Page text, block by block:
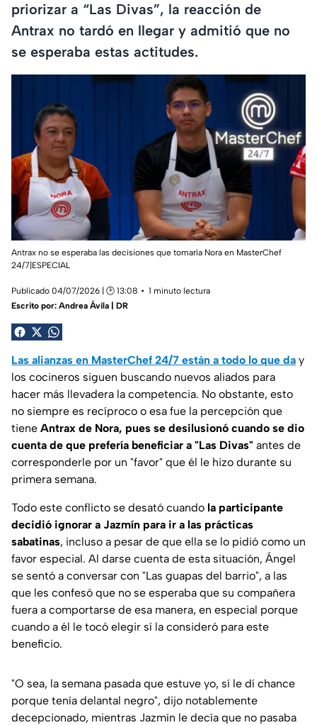
priorizar a “Las Divas”, la reacción de
Antrax no tardó en llegar y admitió que no
se esperaba estas actitudes.
Antrax no se esperaba las decisiones que tomaría Nora en MasterChef
24/7|ESPECIAL
Publicado 04/07/2026 | 🕑 13:08
1 minuto lectura
Escrito por: Andrea Ávila | DR
Las alianzas en MasterChef 24/7 están a todo lo que da y
los cocineros siguen buscando nuevos aliados para
hacer más llevadera la competencia. No obstante, esto
no siempre es recíproco o esa fue la percepción que
tiene Antrax de Nora, pues se desilusionó cuando se dio
cuenta de que prefería beneficiar a "Las Divas" antes de
corresponderle por un "favor" que él le hizo durante su
primera semana.
Todo este conflicto se desató cuando la participante
decidió ignorar a Jazmín para ir a las prácticas
sabatinas, incluso a pesar de que ella se lo pidió como un
favor especial. Al darse cuenta de esta situación, Ángel
se sentó a conversar con "Las guapas del barrio", a las
que les confesó que no se esperaba que su compañera
fuera a comportarse de esa manera, en especial porque
cuando a él le tocó elegir sí la consideró para este
beneficio.
"O sea, la semana pasada que estuve yo, sí le dí chance
porque tenía delantal negro", dijo notablemente
decepcionado, mientras Jazmín le decía que no pasaba